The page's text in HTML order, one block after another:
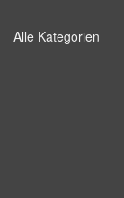
Alle Kategorien